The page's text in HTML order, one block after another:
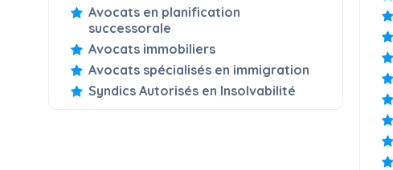
Avocats en planification
successorale
Avocats immobiliers
Avocats spécialisés en immigration
Syndics Autorisés en Insolvabilité